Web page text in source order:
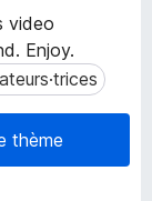
video
Enjoy.
thème